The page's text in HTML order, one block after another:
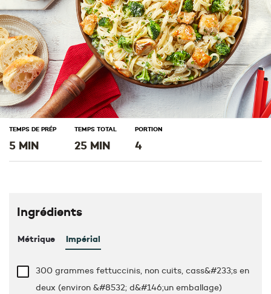
TEMPS DE PRÉP
5 MIN
TEMPS TOTAL
25 MIN
PORTION
4
Ingrédients
Métrique Impérial
300 grammes fettuccinis, non cuits, cass&#233;s en
deux (environ &#8532; d&#146;un emballage)